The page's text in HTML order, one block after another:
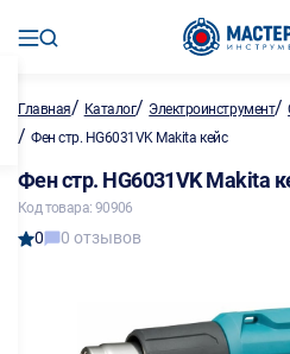
Главная/ Каталог/ Электроинструмент/
/ Фен стр. HG6031VK Makita кейс
Фен стр. HG6031VK Makita
Код товара: 90906
0 0 отзывов